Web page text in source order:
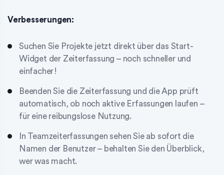
Verbesserungen:
Suchen Sie Projekte jetzt direkt über das Start-
Widget der Zeiterfassung – noch schneller und
einfacher!
Beenden Sie die Zeiterfassung und die App prüft
automatisch, ob noch aktive Erfassungen laufen –
für eine reibungslose Nutzung.
In Teamzeiterfassungen sehen Sie ab sofort die
Namen der Benutzer – behalten Sie den Überblick,
wer was macht.